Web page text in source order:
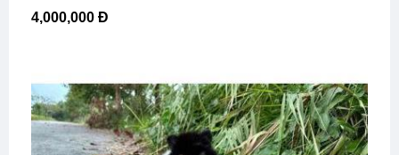
4,000,000 Đ